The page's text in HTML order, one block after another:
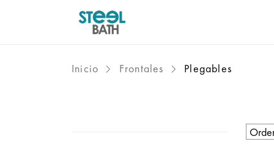
Inicio Frontales Plegables